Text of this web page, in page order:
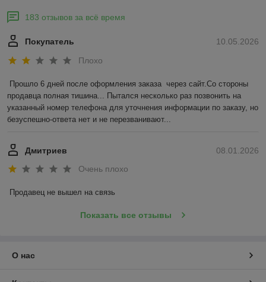
183 отзывов за всё время
10.05.2026
Покупатель
Плохо
Прошло 6 дней после оформления заказа  через сайт.Со стороны
продавца полная тишина... Пытался несколько раз позвонить на
указанный номер телефона для уточнения информации по заказу, но
безуспешно-ответа нет и не перезванивают...
08.01.2026
Дмитриев
Очень плохо
Продавец не вышел на связь
Показать все отзывы
О нас